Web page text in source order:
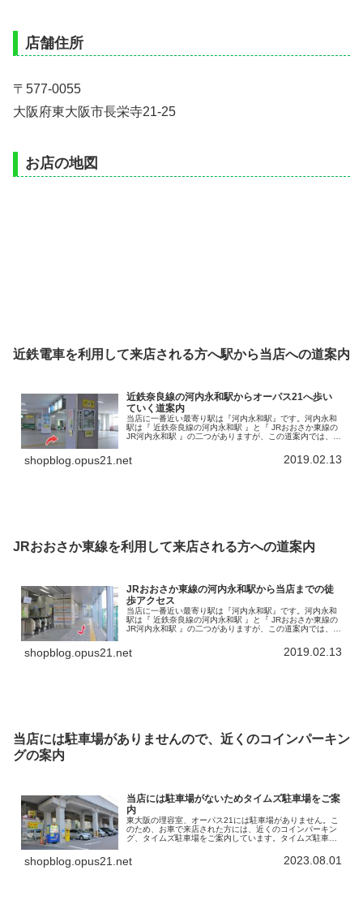
店舗住所
〒577-0055
大阪府東大阪市長栄寺21-25
お店の地図
近鉄電車を利用して来店される方へ駅から当店への道案内
近鉄奈良線の河内永和駅からオーパス21へ歩い
ていく道案内
当店に一番近い最寄り駅は『河内永和駅』です。河内永和
駅は『 近鉄奈良線の河内永和駅 』と『 JRおおさか東線の
JR河内永和駅 』の二つがありますが、この道案内では、近
shopblog.opus21.net 2019.02.13
JRおおさか東線を利用して来店される方への道案内
JRおおさか東線の河内永和駅から当店までの徒
歩アクセス
当店に一番近い最寄り駅は『河内永和駅』です。河内永和
駅は『 近鉄奈良線の河内永和駅 』と『 JRおおさか東線の
JR河内永和駅 』の二つがありますが、この道案内では、
shopblog.opus21.net 2019.02.13
当店には駐車場がありませんので、近くのコインパーキン
グの案内
当店には駐車場がないためタイムズ駐車場をご案
内
東大阪の理容室、オーパス21には駐車場がありません。こ
のため、お車で来店された方には、近くのコインパーキン
グ、タイムズ駐車場をご案内しています。タイムズ駐車場
shopblog.opus21.net 2023.08.01